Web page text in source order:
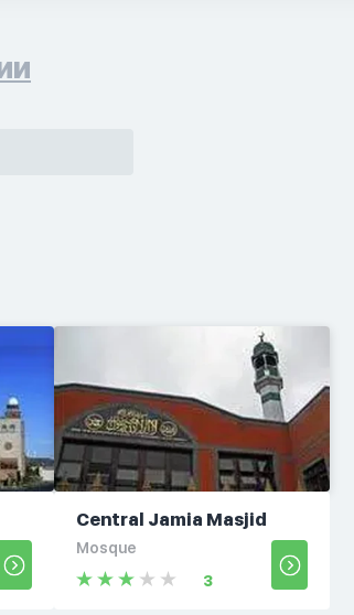
Central Jamia Masjid
Mosque
3